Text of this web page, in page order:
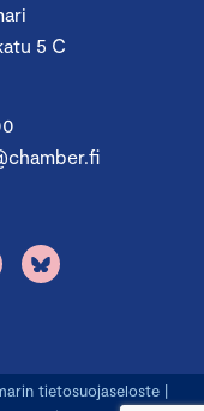
5 C
tietosuojaseloste |